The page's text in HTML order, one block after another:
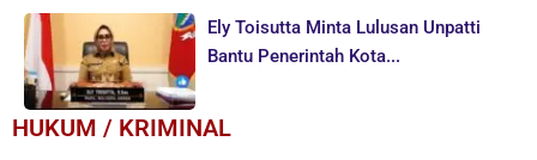
Ely Toisutta Minta Lulusan Unpatti
Bantu Penerintah Kota...
HUKUM / KRIMINAL